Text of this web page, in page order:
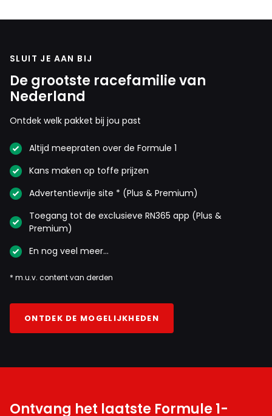
SLUIT JE AAN BIJ
De grootste racefamilie van
Nederland
Ontdek welk pakket bij jou past
Altijd meepraten over de Formule 1
Kans maken op toffe prijzen
Advertentievrije site * (Plus & Premium)
Toegang tot de exclusieve RN365 app (Plus &
Premium)
En nog veel meer…
* m.u.v. content van derden
ONTDEK DE MOGELIJKHEDEN
Ontvang het laatste Formule 1-